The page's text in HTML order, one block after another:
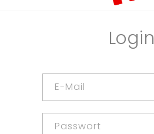
Login
E-Mail
Passwort